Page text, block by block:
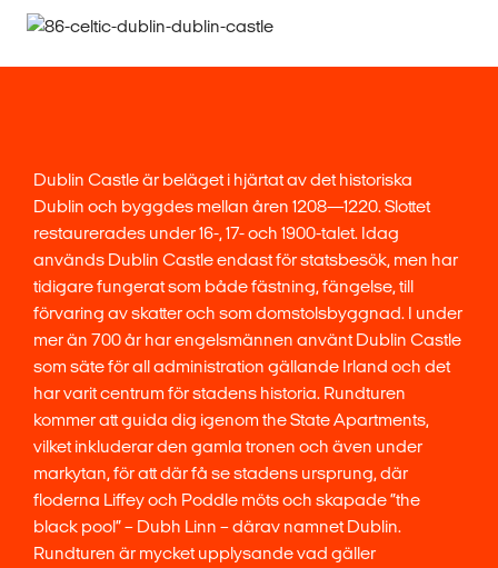
Dublin Castle är beläget i hjärtat av det historiska
Dublin och byggdes mellan åren 1208—1220. Slottet
restaurerades under 16-, 17- och 1900-talet. Idag
används Dublin Castle endast för statsbesök, men har
tidigare fungerat som både fästning, fängelse, till
förvaring av skatter och som domstolsbyggnad. I under
mer än 700 år har engelsmännen använt Dublin Castle
som säte för all administration gällande Irland och det
har varit centrum för stadens historia. Rundturen
kommer att guida dig igenom the State Apartments,
vilket inkluderar den gamla tronen och även under
markytan, för att där få se stadens ursprung, där
floderna Liffey och Poddle möts och skapade ”the
black pool” – Dubh Linn – därav namnet Dublin.
Rundturen är mycket upplysande vad gäller